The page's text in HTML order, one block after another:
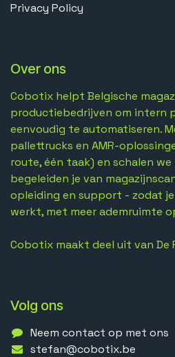
Privacy Policy
Over ons
Cobotix helpt Belgische
productiebedrijven om intern
eenvoudig te automatiseren.
pallettrucks en AMR-
route, één taak) en schalen we
begeleiden je van
opleiding en support - zodat
werkt, met meer ademruimte
Cobotix maakt deel uit van De
Volg ons
Neem contact op met ons
stefan@cobotix.be